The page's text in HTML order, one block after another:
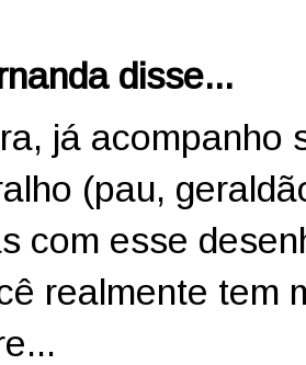
disse...
já acompanho
(pau,
com esse
realmente tem